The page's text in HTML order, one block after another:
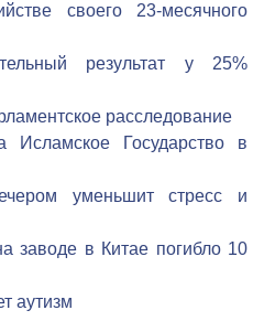
своего 23-месячного
результат у 25%
расследование
Исламское Государство в
уменьшит стресс и
заводе в Китае погибло 10
аутизм